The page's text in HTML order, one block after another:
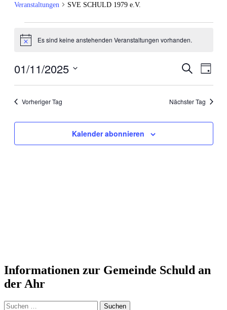
Veranstaltungen SVE SCHULD 1979 e.V.
für
November
2025
HinweisEs sind keine anstehenden Veranstaltungen vorhanden.
Suche
Tag
01/11/2025
Vorheriger Tag
Nächster Tag
Kalender abonnieren
Informationen zur Gemeinde Schuld an
der Ahr
Suchen